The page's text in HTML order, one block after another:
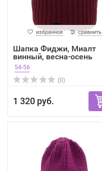
избранное сравнить
Шапка Фиджи, Миалт
винный, весна-осень
54-56
(0)
1 320 руб.